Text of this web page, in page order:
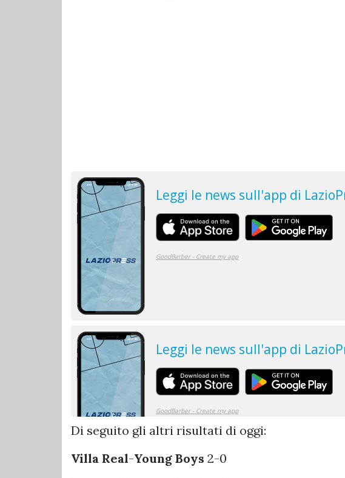
Di seguito gli altri risultati di oggi:
Villa Real-Young Boys 2-0